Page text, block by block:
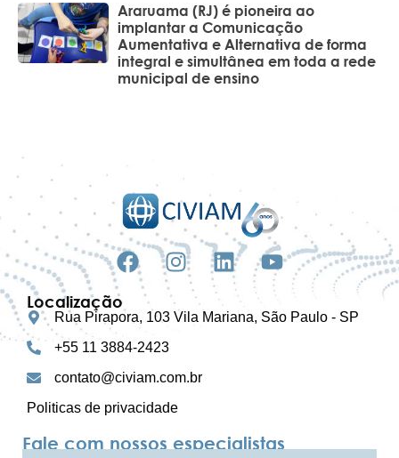
Araruama (RJ) é pioneira ao
implantar a Comunicação
Aumentativa e Alternativa de forma
integral e simultânea em toda a rede
municipal de ensino
Localização
Rua Pirapora, 103 Vila Mariana, São Paulo - SP
+55 11 3884-2423
contato@civiam.com.br
Politicas de privacidade
Fale com nossos especialistas